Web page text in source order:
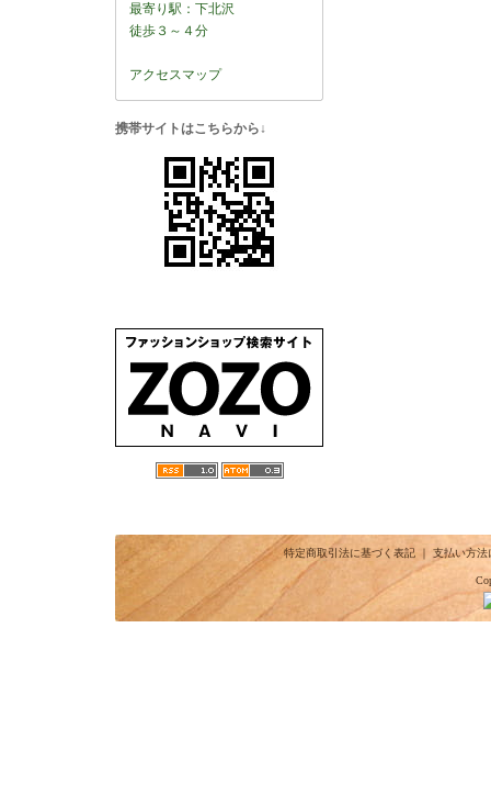
最寄り駅：下北沢
徒歩３～４分
アクセスマップ
携帯サイトはこちらから↓
特定商取引法に基づく表記｜ 支払い方法